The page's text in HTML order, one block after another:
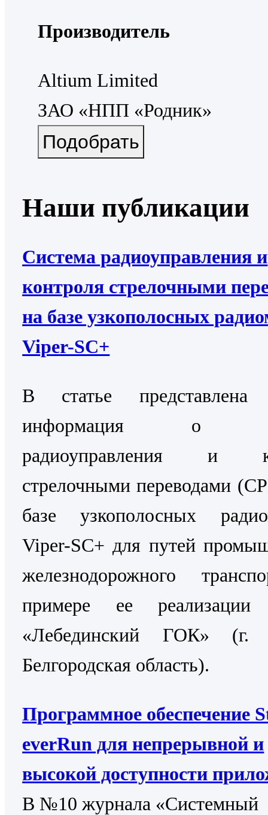
Производитель
Altium Limited
ЗАО «НПП «Родник»
Наши публикации
Система радиоуправления и
контроля стрелочными
на базе узкополосных
Viper-SC+
В статье представлена
информация о
радиоуправления и
стрелочными переводами
базе узкополосных
Viper-SC+ для путей
железнодорожного
примере ее
«Лебединский ГОК» (г.
Белгородская область).
Программное обеспечение
everRun для непрерывной и
высокой доступности
В №10 журнала «Системный